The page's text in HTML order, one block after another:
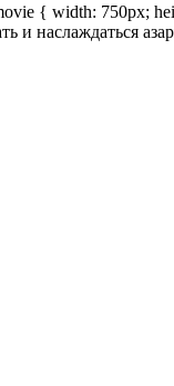
{ width: 750px;
и наслаждаться